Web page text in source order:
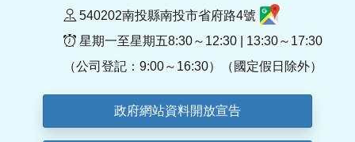
540202南投縣南投市省府路4號
星期一至星期五8:30～12:30 | 13:30～17:30
（公司登記：9:00～16:30）（國定假日除外）
政府網站資料開放宣告